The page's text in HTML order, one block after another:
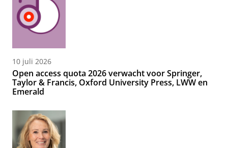
10 juli 2026
Open access quota 2026 verwacht voor Springer,
Taylor & Francis, Oxford University Press, LWW en
Emerald